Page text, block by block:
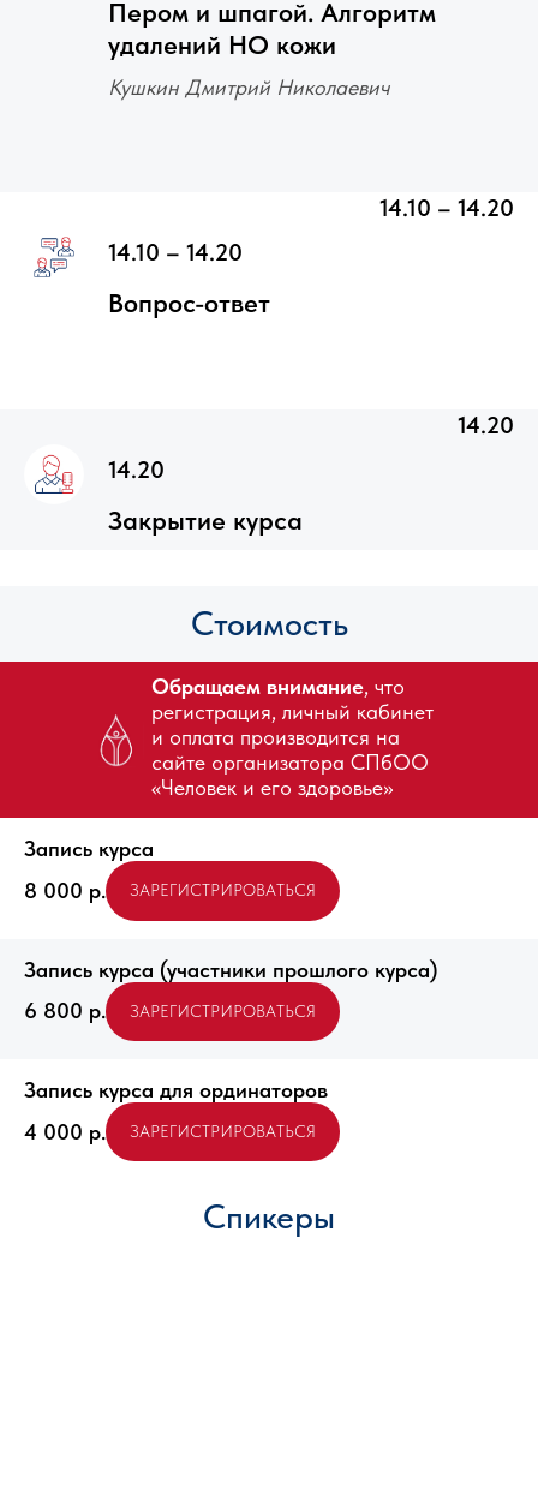
Пером и шпагой. Алгоритм
удалений НО кожи
Кушкин Дмитрий Николаевич
14.10 – 14.20
14.10 – 14.20
Вопрос-ответ
14.20
14.20
Закрытие курса
Стоимость
Обращаем внимание, что
регистрация, личный кабинет
и оплата производится на
сайте организатора СПбОО
«Человек и его здоровье»
Запись курса
8 000 р. ЗАРЕГИСТРИРОВАТЬСЯ
Запись курса (участники прошлого курса)
6 800 р. ЗАРЕГИСТРИРОВАТЬСЯ
Запись курса для ординаторов
4 000 р. ЗАРЕГИСТРИРОВАТЬСЯ
Спикеры